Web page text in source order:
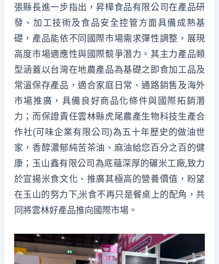
張縣長進一步指出，昇樺食品有限公司在產品研
發、加工技術及食品安全控管方面具備成熟基
礎，產品能依不同國際市場需求彈性調整，展現
高度市場適應性與國際競爭潛力。其主力產品類
型涵蓋以台灣在地農產品為基礎之即食加工品及
常溫保存產品，適合家庭日常、通路銷售及海外
市場推廣，具備良好商品化條件與國際拓銷潛
力；而保證責任雲林縣虎尾農產生物科技生產合
作社(可味企業有限公司)為五十年歷史的做油世
家，香醇濃郁純苦茶油、麻油給您百分之百的健
康；玉山鑫有限公司為底蘊深厚的碾米工廠,致力
於宣揚米食文化、推廣其極高的營養價值，盼望
在玉山的努力下,米食不再只是餐桌上的配角，共
同將雲林好產品推向國際市場。